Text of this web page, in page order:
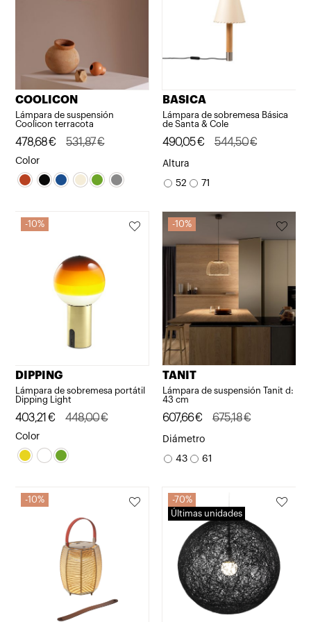
COOLICON
Lámpara de suspensión
Coolicon terracota
531,87€
El
precio
original
478,68€
El
precio
actual
Color
BASICA
Lámpara de sobremesa Básica
de Santa & Cole
544,50€
El
precio
original
544,50€.
490,05€
El
precio
actual
490,05€.
Altura
52 71
10%
DIPPING
Lámpara de sobremesa portátil
Dipping Light
448,00€
El
precio
original
403,21 €
El
precio
actual
Color
10%
TANIT
Lámpara de suspensión Tanit d:
43 cm
675,18€
El
precio
original
607,66€
El
precio
actual
Diámetro
43 61
10%
70%
Últimas unidades